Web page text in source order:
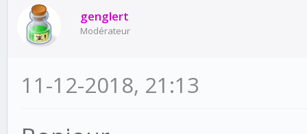
genglert
Modérateur
11-12-2018, 21:13